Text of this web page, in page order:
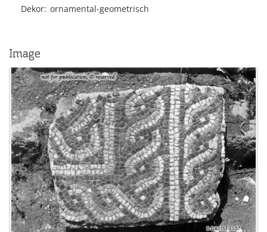
Dekor ornamental-geometrisch
Image